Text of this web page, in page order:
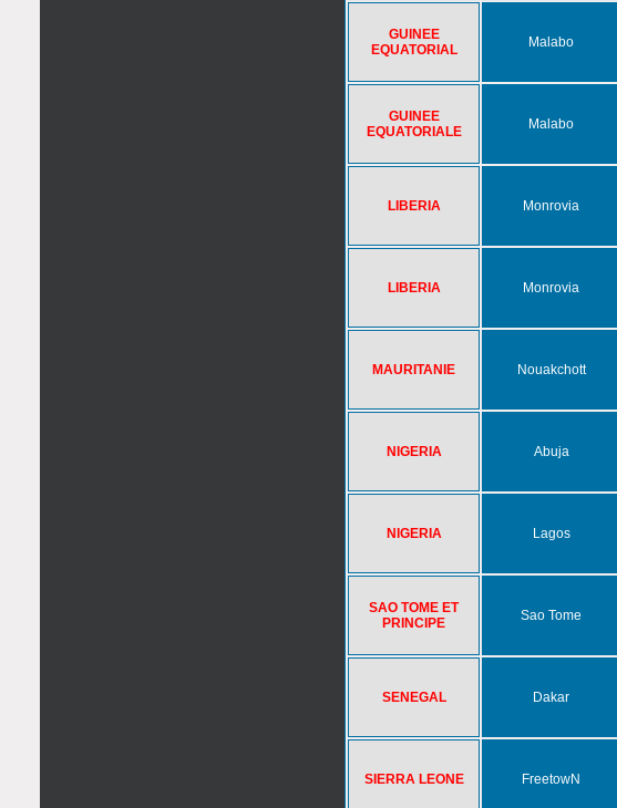
GUINEE
EQUATORIAL
Malabo
GUINEE
EQUATORIALE
Malabo
LIBERIA Monrovia
LIBERIA Monrovia
MAURITANIE Nouakchott
NIGERIA Abuja
NIGERIA Lagos
SAO TOME ET
PRINCIPE
Sao Tome
SENEGAL Dakar
SIERRA LEONE FreetowN